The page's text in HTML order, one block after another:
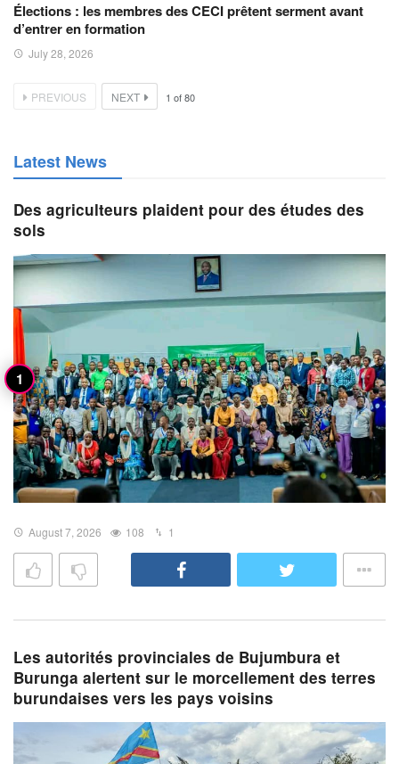
Élections : les membres des CECI prêtent serment avant
d’entrer en formation
July 28, 2026
PREVIOUS NEXT 1 of80
Latest News
Des agriculteurs plaident pour des études des
sols
August 7, 2026 108 1
Les autorités provinciales de Bujumbura et
Burunga alertent sur le morcellement des terres
burundaises vers les pays voisins